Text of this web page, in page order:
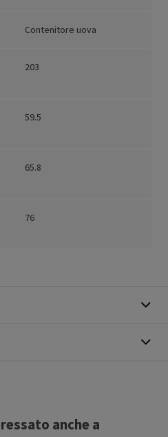
Contenitore uova
203
59.5
65.8
76
anche a